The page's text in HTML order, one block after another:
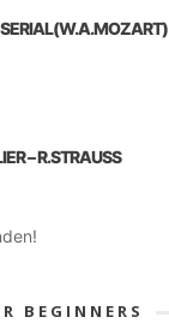
SERIAL(W.A.MOZART)
– R.STRAUSS
BEGINNERS